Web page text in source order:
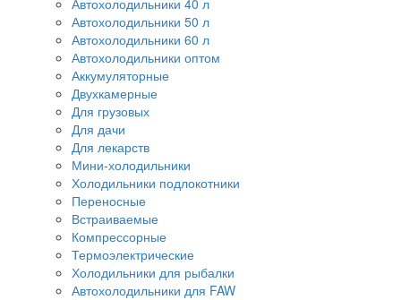
Автохолодильники 50 л
Автохолодильники 60 л
Автохолодильники оптом
Аккумуляторные
Двухкамерные
Для грузовых
Для дачи
Для лекарств
Мини-холодильники
Холодильники подлокотники
Переносные
Встраиваемые
Компрессорные
Термоэлектрические
Холодильники для рыбалки
Автохолодильники для FAW